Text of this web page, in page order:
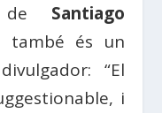
de Santiago
també és un
“El
i